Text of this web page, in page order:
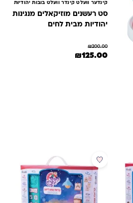
קינדער וועלט קינדר וועלט בובות יהודיות
סט רעשנים מוזיקאלים מנגינות
יהודיות מבית לחים
₪200.00
המחיר המקורי היה: ₪200.00.
₪125.00 המחיר הנוכחי הוא: ₪125.00.